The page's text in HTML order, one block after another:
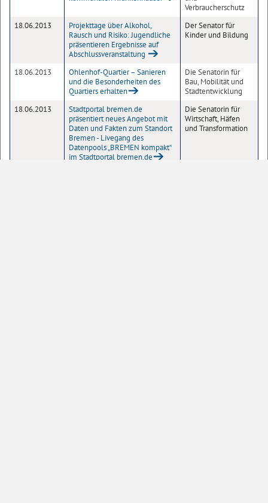
Verbraucherschutz
18.06.2013
Projekttage über Alkohol,
Rausch und Risiko: Jugendliche
präsentieren Ergebnisse auf
Abschlussveranstaltung
Der Senator für
Kinder und Bildung
18.06.2013
Ohlenhof-Quartier – Sanieren
und die Besonderheiten des
Quartiers erhalten
Die Senatorin für
Bau, Mobilität und
Stadtentwicklung
18.06.2013
Stadtportal bremen.de
präsentiert neues Angebot mit
Daten und Fakten zum Standort
Bremen - Livegang des
Datenpools „BREMEN kompakt“
im Stadtportal bremen.de
Die Senatorin für
Wirtschaft, Häfen
und Transformation